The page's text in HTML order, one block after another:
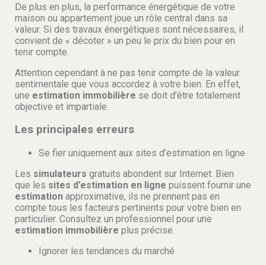
De plus en plus, la performance énergétique de votre
maison ou appartement joue un rôle central dans sa
valeur. Si des travaux énergétiques sont nécessaires, il
convient de « décoter » un peu le prix du bien pour en
tenir compte.
Attention cependant à ne pas tenir compte de la valeur
sentimentale que vous accordez à votre bien. En effet,
une estimation immobilière se doit d’être totalement
objective et impartiale.
Les principales erreurs
Se fier uniquement aux sites d’estimation en ligne
Les simulateurs gratuits abondent sur Internet. Bien
que les sites d’estimation en ligne puissent fournir une
estimation approximative, ils ne prennent pas en
compte tous les facteurs pertinents pour votre bien en
particulier. Consultez un professionnel pour une
estimation immobilière plus précise.
Ignorer les tendances du marché